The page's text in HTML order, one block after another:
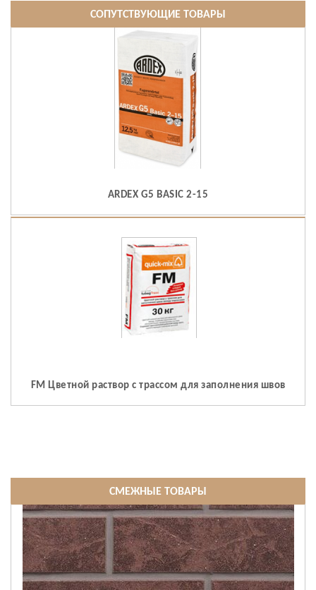
СОПУТСТВУЮЩИЕ ТОВАРЫ
ARDEX G5 BASIC 2-15
FM Цветной раствор с трассом для заполнения швов
СМЕЖНЫЕ ТОВАРЫ